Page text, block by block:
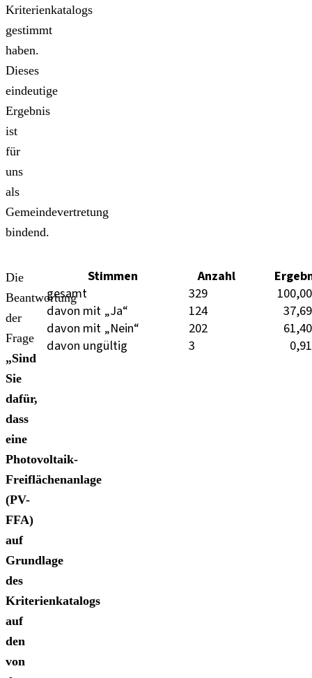
Kriterienkatalogs
gestimmt
haben.
Dieses
eindeutige
Ergebnis
ist
für
uns
als
Gemeindevertretung
bindend.
Die
Beantwortung
der
Frage
„Sind
Sie
dafür,
dass
eine
Photovoltaik-
Freiflächenanlage
(PV-
FFA)
auf
Grundlage
des
Kriterienkatalogs
auf
den
von
Stimmen Anzahl
gesamt
329
davon mit „Ja“
124
davon mit „Nein“
202
davon ungültig
3